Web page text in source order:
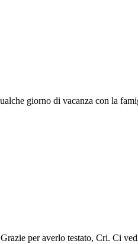
giorno di vacanza con la
per averlo testato, Cri. Ci